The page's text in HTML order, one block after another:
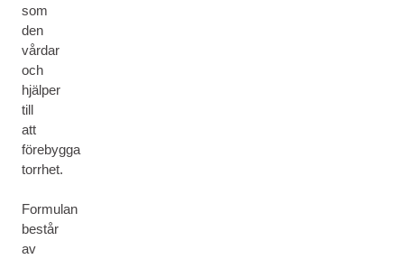
som
den
vårdar
och
hjälper
till
att
förebygga
torrhet.
Formulan
består
av